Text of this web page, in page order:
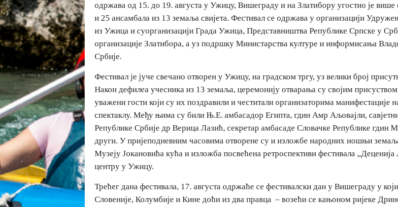
одржава од 15. до 19. августа у Ужицу, Вишеграду и на Златибору угостио је
и 25 ансамбала из 13 земаља свијета. Фестивал се одржава у организацији
из Ужица и суорганизацији Града Ужица, Представништва Републике Српске у
организације Златибора, а уз подршку Министарства културе и информисања
Србије.
Фестивал је јуче свечано отворен у Ужицу, на градском тргу, уз велики број
Након дефилеа учесника из 13 земаља, церемонију отварања су својим
уважени гости који су их поздравили и честитали организаторима манифестације
спектаклу. Међу њима су били Њ.Е. амбасадор Египта, гдин Амр Аљовајли,
Републике Србије др Верица Лазић, секретар амбасаде Словачке Републике гдин
други. У пријеподневним часовима отворене су и изложбе народних ношњи
Музеју Јокановића кућа и изложба посвећена ретроспективи фестивала
центру у Ужицу.
Трећег дана фестивала, 17. августа одржаће се фестивалски дан у Вишеграду у
Словеније, Колумбије и Кине доћи из два правца – возећи се кањоном ријеке